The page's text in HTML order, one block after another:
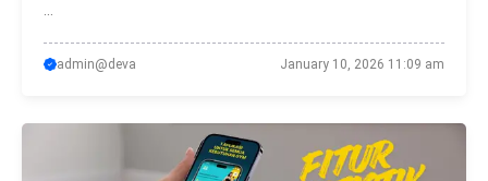
...
admin@deva January 10, 2026 11:09 am